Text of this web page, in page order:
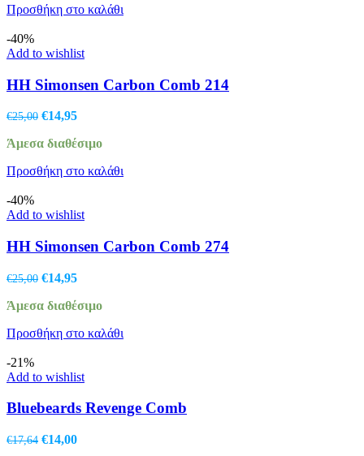
€13,50.
Προσθήκη στο καλάθι
-40%
Add to wishlist
HH Simonsen Carbon Comb 214
€25,00 Original
was:
€14,95Η
τιμή
€14,95.
Άμεσα διαθέσιμο
Προσθήκη στο καλάθι
-40%
Add to wishlist
HH Simonsen Carbon Comb 274
€25,00 Original
was:
€14,95Η
τιμή
€14,95.
Άμεσα διαθέσιμο
Προσθήκη στο καλάθι
-21%
Add to wishlist
Bluebeards Revenge Comb
€17,64 Original
€14,00Η